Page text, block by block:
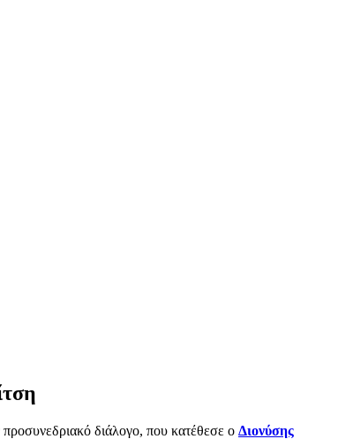
διάλογο, που κατέθεσε ο Διονύσης